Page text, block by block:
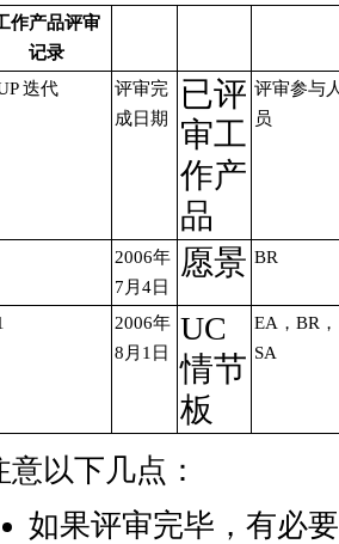
作产品评审
记录
迭代
评审完
成日期
已评
审工
作产
品
评审参与
员
2006年
7月4日
愿景 BR
2006年
8月1日
UC
情节
板
EA，BR，
SA
意以下几点：
如果评审完毕，有必